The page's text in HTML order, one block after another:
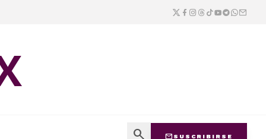
search mail SUSCRIBIRSE